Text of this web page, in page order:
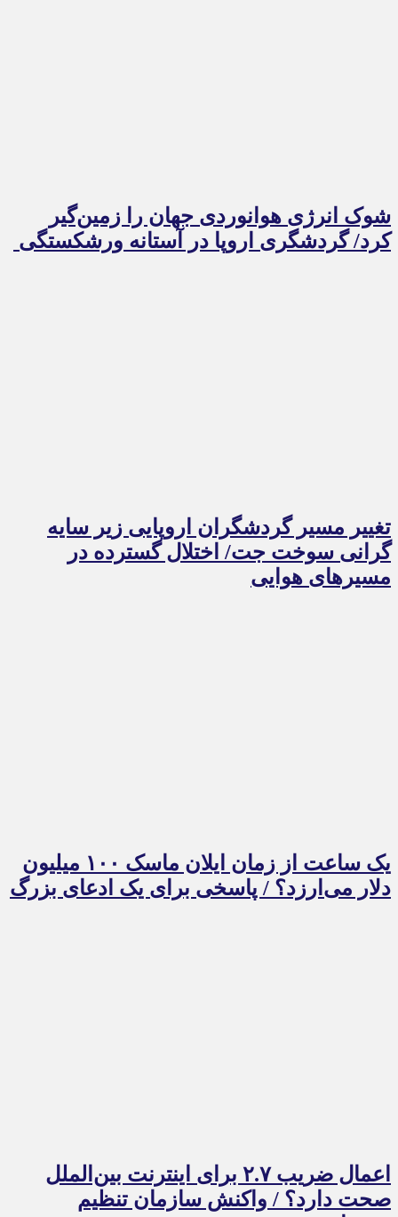
شوک انرژی هوانوردی جهان را زمین‌گیر
کرد/ گردشگری اروپا در آستانه ورشکستگی
تغییر مسیر گردشگران اروپایی زیر سایه
گرانی سوخت جت/ اختلال گسترده در
مسیرهای هوایی
یک ساعت از زمان ایلان ماسک ۱۰۰ میلیون
دلار می‌ارزد؟ / پاسخی برای یک ادعای بزرگ
اعمال ضریب ۲.۷ برای اینترنت بین‌الملل
صحت دارد؟ / واکنش سازمان تنظیم